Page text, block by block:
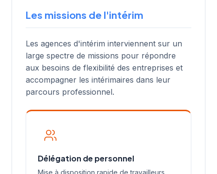
Les missions de l'intérim
Les agences d'intérim interviennent sur un
large spectre de missions pour répondre
aux besoins de flexibilité des entreprises et
accompagner les intérimaires dans leur
parcours professionnel.
Délégation de personnel
Mise à disposition rapide de travailleurs